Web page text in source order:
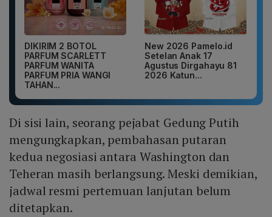
DIKIRIM 2 BOTOL
PARFUM SCARLETT
PARFUM WANITA
PARFUM PRIA WANGI
TAHAN...
New 2026 Pamelo.id
Setelan Anak 17
Agustus Dirgahayu 81
2026 Katun...
Di sisi lain, seorang pejabat Gedung Putih
mengungkapkan, pembahasan putaran
kedua negosiasi antara Washington dan
Teheran masih berlangsung. Meski demikian,
jadwal resmi pertemuan lanjutan belum
ditetapkan.